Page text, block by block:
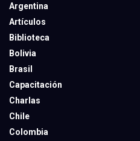
Argentina
Artículos
Biblioteca
Bolivia
Brasil
Capacitación
Charlas
Chile
Colombia